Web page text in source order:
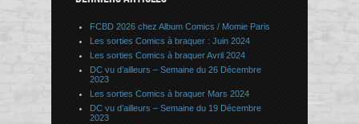
FCBD 2026 chez Album Comics / Momie Paris
Les sorties Comics à braquer : Juin 2024
Les sorties Comics à braquer Avril 2024
DC vu d’ailleurs – Semaine du 26 Décembre
2023
Les sorties Comics à braquer Mars 2024
DC vu d’ailleurs – Semaine du 19 Décembre
2023